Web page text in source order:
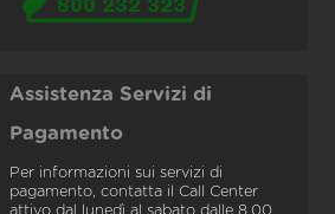
Assistenza Servizi di
Pagamento
Per informazioni sui servizi di
pagamento, contatta il Call Center